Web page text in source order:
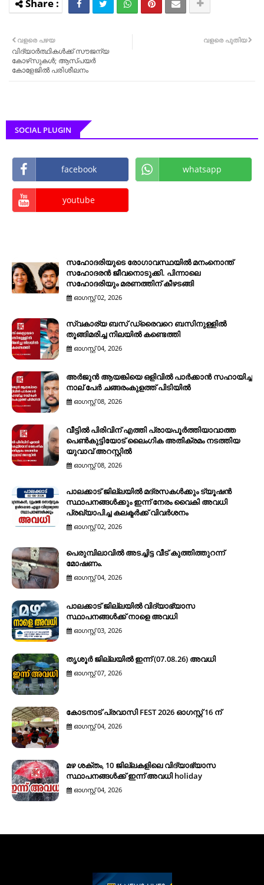
വളരെ പുതിയ
വളരെ പഴയ
വിദ്യാര്‍ത്ഥികള്‍ക്ക് സൗജന്യ
കോഴ്‌സുകള്‍; ആസ്പയര്‍
കോളേജില്‍ പരിശീലനം
SOCIAL PLUGIN
facebook whatsapp
youtube
സഹോദരിയുടെ രോഗാവസ്ഥയിൽ മനംനൊന്ത്
സഹോദരൻ ജീവനൊടുക്കി. പിന്നാലെ
സഹോദരിയും മരണത്തിന് കീഴടങ്ങി
ഓഗസ്റ്റ് 02, 2026
സ്വകാര്യ ബസ് ഡ്രൈവറെ ബസിനുള്ളിൽ
തൂങ്ങിമരിച്ച നിലയിൽ കണ്ടെത്തി
ഓഗസ്റ്റ് 04, 2026
അർജുൻ ആയങ്കിയെ ഒളിവിൽ പാർക്കാൻ സഹായിച്ച
നാല് പേര്‍ ചങ്ങരംകുളത്ത് പിടിയില്‍
ഓഗസ്റ്റ് 08, 2026
വീട്ടിൽ പിരിവിന് എത്തി പ്രായപൂർത്തിയാവാത്ത
പെൺകുട്ടിയോട് ലൈംഗിക അതിക്രമം നടത്തിയ
യുവാവ് അറസ്റ്റിൽ
ഓഗസ്റ്റ് 08, 2026
പാലക്കാട് ജില്ലയിൽ മദ്രസകൾക്കും ട്യൂഷൻ
സ്ഥാപനങ്ങൾക്കും ഇന്ന് നേരം വൈകി അവധി
പ്രഖ്യാപിച്ച കലക്ടർക്ക് വിവർശനം
ഓഗസ്റ്റ് 02, 2026
പെരുമ്പിലാവിൽ അടച്ചിട്ട വീട് കുത്തിത്തുറന്ന്
മോഷണം.
ഓഗസ്റ്റ് 04, 2026
പാലക്കാട് ജില്ലയിൽ വിദ്യാഭ്യാസ
സ്ഥാപനങ്ങൾക്ക് നാളെ അവധി
ഓഗസ്റ്റ് 03, 2026
തൃശൂർ ജില്ലയിൽ ഇന്ന് (07.08.26) അവധി
ഓഗസ്റ്റ് 07, 2026
കോടനാട് പ്രവാസി FEST 2026 ഓഗസ്റ്റ് 16 ന്
ഓഗസ്റ്റ് 04, 2026
മഴ ശക്തം, 10 ജില്ലകളിലെ വിദ്യാഭ്യാസ
സ്ഥാപനങ്ങൾക്ക് ഇന്ന് അവധി holiday
ഓഗസ്റ്റ് 04, 2026